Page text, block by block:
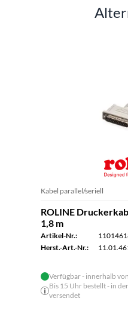
Kabel parallel/seriell
ROLINE
1,8 m
Artikel-Nr.:
Herst.-Art.-Nr.:
Verfügbar - innerhalb
Bis 15 Uhr bestellt - in
versendet